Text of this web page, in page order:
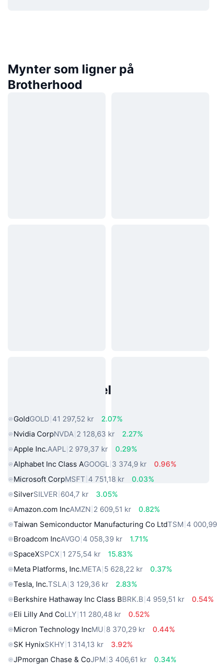
Mynter som ligner på
Brotherhood
Populære eiendeler fra den
GoldGOLD 41 297,52 kr
2.07%
Nvidia CorpNVDA 2 128,63 kr
2.27%
Apple Inc.AAPL 2 979,37 kr
0.29%
Alphabet Inc Class AGOOGL 3 374,9 kr
0.96%
Microsoft CorpMSFT 4 751,18 kr
0.03%
SilverSILVER 604,7 kr
3.05%
Amazon.com IncAMZN 2 609,51 kr
0.82%
Taiwan Semiconductor Manufacturing Co LtdTSM 4
Broadcom IncAVGO 4 058,39 kr
1.71%
SpaceXSPCX 1 275,54 kr
15.83%
Meta Platforms, Inc.META 5 628,22 kr
0.37%
Tesla, Inc.TSLA 3 129,36 kr
2.83%
Berkshire Hathaway Inc Class BBRK.B 4 959,51 kr
0.54%
Eli Lilly And CoLLY 11 280,48 kr
0.52%
Micron Technology IncMU 8 370,29 kr
0.44%
SK HynixSKHY 1 314,13 kr
3.92%
JPmorgan Chase & CoJPM 3 406,61 kr
0.34%